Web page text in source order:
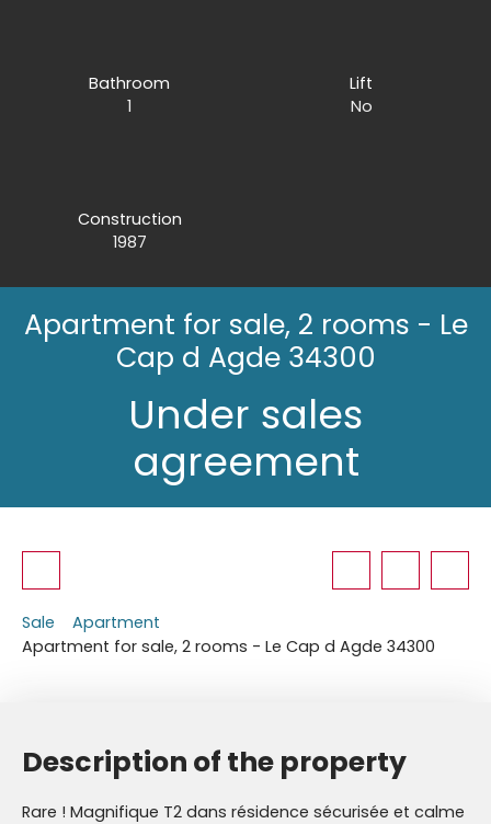
Bathroom
1
Lift
No
Construction
1987
Apartment for sale, 2 rooms - Le
Cap d Agde 34300
Under sales
agreement
Sale
Apartment
Apartment for sale, 2 rooms - Le Cap d Agde 34300
Description of the property
Rare ! Magnifique T2 dans résidence sécurisée et calme